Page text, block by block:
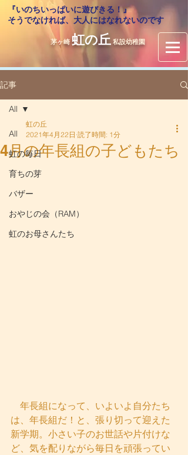
『いのちいっぱいに遊びきる！』
​そうでなければ、大人にはなれないのです
茅ヶ崎 虹の丘 私設幼稚園
記事
All
虹の毎日
育ちの芽
バザー
おやじの会（RAM）
虹のお母さんたち
All
4月の年長組の子どもたち
虹の丘
2021年4月22日 読了時間: 1分
年長組になって、いよいよ自分たち
は、年長組だ！と、張り切って迎えた
新学期。小さい子のお世話や片付けな
ど、気を配りながら毎日を頑張ってい